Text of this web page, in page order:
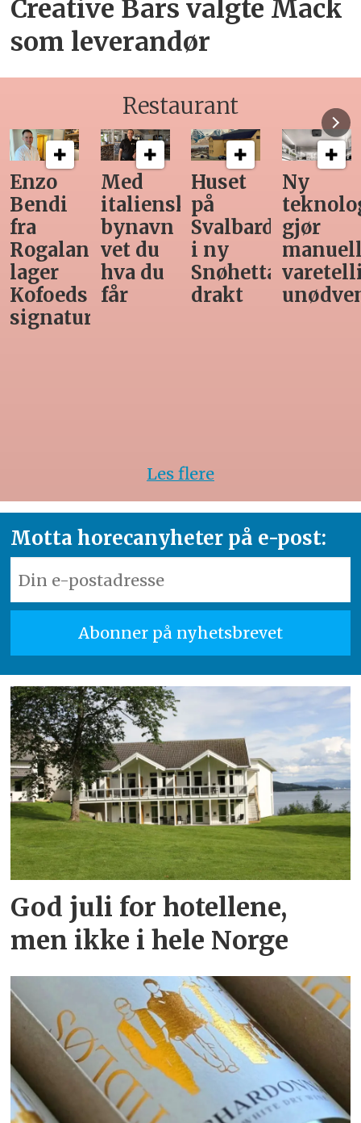
Creative Bars valgte Mack
som leverandør
Restaurant
Med
italiensk
bynavn
vet du
hva du
får
Huset
på
Svalbard
i ny
Snøhetta-
drakt
Ny
teknologi
gjør
manuell
varetelling
unødvendig
Siste
Horeca-
før
Les flere
Motta horecanyheter på e-post:
God juli for hotellene,
men ikke i hele Norge